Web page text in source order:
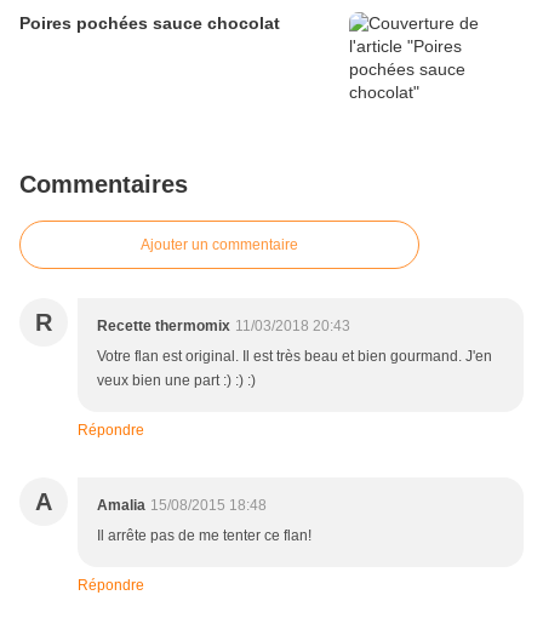
Poires pochées sauce chocolat
Commentaires
Ajouter un commentaire
R Recette thermomix 11/03/2018 20:43
Votre flan est original. Il est très beau et bien gourmand. J'en
veux bien une part :) :) :)
Répondre
A Amalia 15/08/2015 18:48
Il arrête pas de me tenter ce flan!
Répondre